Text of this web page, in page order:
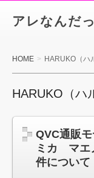
アレなんだ
HOME HARUKO（ハ
HARUKO（ハ
QVC通販
ミカ マエ
件について